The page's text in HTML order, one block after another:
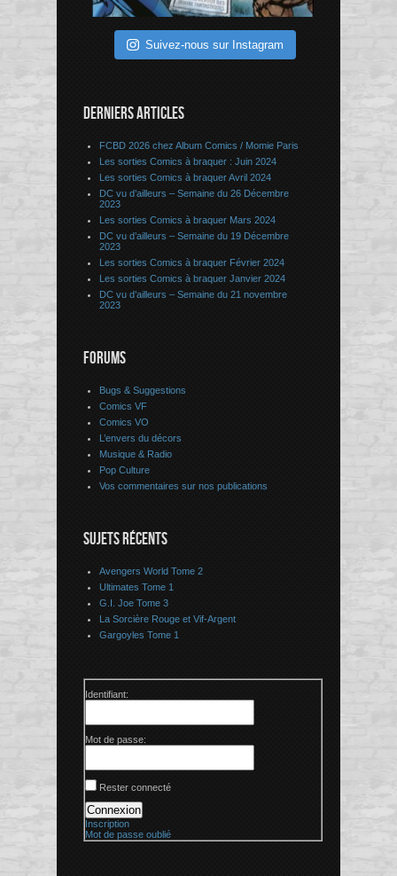
Suivez-nous sur Instagram
DERNIERS ARTICLES
FCBD 2026 chez Album Comics / Momie Paris
Les sorties Comics à braquer : Juin 2024
Les sorties Comics à braquer Avril 2024
DC vu d’ailleurs – Semaine du 26 Décembre
2023
Les sorties Comics à braquer Mars 2024
DC vu d’ailleurs – Semaine du 19 Décembre
2023
Les sorties Comics à braquer Février 2024
Les sorties Comics à braquer Janvier 2024
DC vu d’ailleurs – Semaine du 21 novembre
2023
FORUMS
Bugs & Suggestions
Comics VF
Comics VO
L’envers du décors
Musique & Radio
Pop Culture
Vos commentaires sur nos publications
SUJETS RÉCENTS
Avengers World Tome 2
Ultimates Tome 1
G.I. Joe Tome 3
La Sorcière Rouge et Vif-Argent
Gargoyles Tome 1
Identifiant:
Mot de passe:
Rester connecté
Connexion
Inscription
Mot de passe oublié